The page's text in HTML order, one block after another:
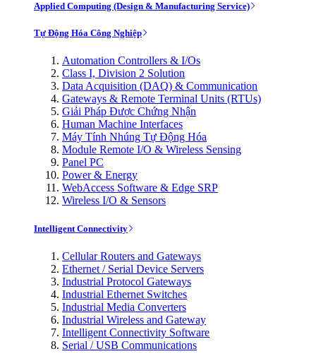
Applied Computing (Design & Manufacturing Service)
Tự Động Hóa Công Nghiệp
Automation Controllers & I/Os
Class I, Division 2 Solution
Data Acquisition (DAQ) & Communication
Gateways & Remote Terminal Units (RTUs)
Giải Pháp Được Chứng Nhận
Human Machine Interfaces
Máy Tính Nhúng Tự Động Hóa
Module Remote I/O & Wireless Sensing
Panel PC
Power & Energy
WebAccess Software & Edge SRP
Wireless I/O & Sensors
Intelligent Connectivity
Cellular Routers and Gateways
Ethernet / Serial Device Servers
Industrial Protocol Gateways
Industrial Ethernet Switches
Industrial Media Converters
Industrial Wireless and Gateway
Intelligent Connectivity Software
Serial / USB Communications